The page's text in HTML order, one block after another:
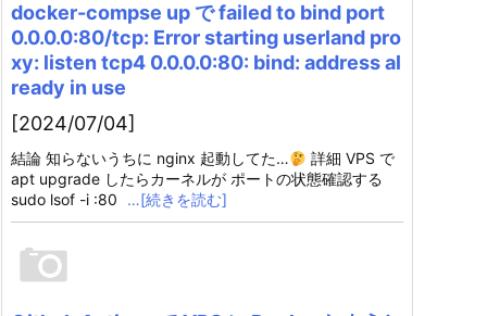
docker-compse up で failed to bind port
0.0.0.0:80/tcp: Error starting userland pro
xy: listen tcp4 0.0.0.0:80: bind: address al
ready in use
[2024/07/04]
結論 知らないうちに nginx 起動してた…
詳細 VPS で
apt upgrade したらカーネルが ポートの状態確認する
sudo lsof -i :80
…[続きを読む]